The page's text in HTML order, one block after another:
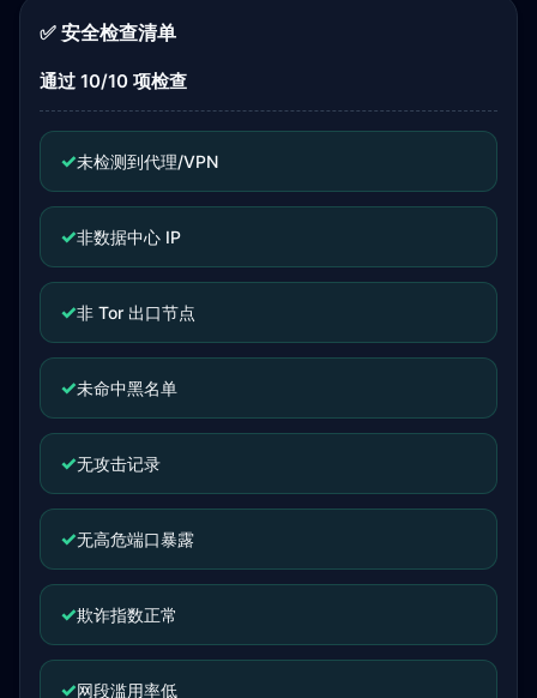
✅ 安全检查清单
通过 10/10 项检查
✓未检测到代理/VPN
✓非数据中心 IP
✓非 Tor 出口节点
✓未命中黑名单
✓无攻击记录
✓无高危端口暴露
✓欺诈指数正常
✓网段滥用率低